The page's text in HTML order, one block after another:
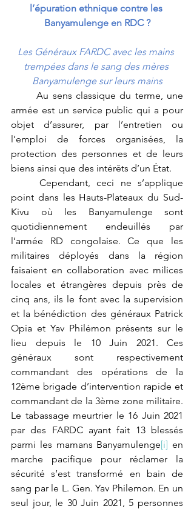
l’épuration ethnique contre les
Banyamulenge en RDC ?
Les Généraux FARDC avec les mains
trempées dans le sang des mères
Banyamulenge sur leurs mains
	Au sens classique du terme, une
armée est un service public qui a pour
objet d’assurer, par l’entretien ou
l’emploi de forces organisées, la
protection des personnes et de leurs
biens ainsi que des intérêts d’un État.
point dans les Hauts-Plateaux du Sud-
Kivu où les Banyamulenge sont
quotidiennement endeuillés par
l’armée RD congolaise. Ce que les
militaires déployés dans la région
faisaient en collaboration avec milices
locales et étrangères depuis près de
cinq ans, ils le font avec la supervision
et la bénédiction des généraux Patrick
Opia et Yav Philémon présents sur le
lieu depuis le 10 Juin 2021. Ces
généraux sont respectivement
commandant des opérations de la
12ème brigade d’intervention rapide et
commandant de la 3ème zone militaire
Le tabassage meurtrier le 16 Juin 2021
par des FARDC ayant fait 13 blessés
parmi les mamans Banyamulenge[i] en
marche pacifique pour réclamer la
sécurité s’est transformé en bain de
sang par le L. Gen. Yav Philemon. En un
seul jour, le 30 Juin 2021, 5 personnes